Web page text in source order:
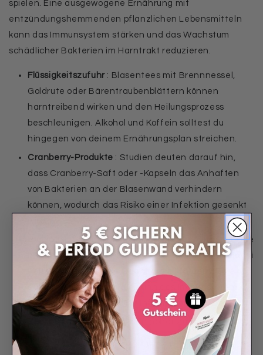
spielen. Eine ausgewogene Ernährung mit
entzündungshemmenden pflanzlichen Lebensmitteln
kann das Immunsystem stärken und das Wachstum
schädlicher Bakterien im Harntrakt reduzieren.
Flüssigkeitszufuhr: Blasentees mit Brennnessel,
Goldrute oder Bärentraubenblättern können
harntreibend wirken und den Heilungsprozess
beschleunigen. Alkohol und Koffein solltest du
hingegen von deinem Ernährungsplan streichen.
Cranberry-Produkte : Studien deuten darauf hin,
dass Cranberry-Saft oder -Kapseln das Anhaften
von Bakterien an der Blasenwand verhindern
können, wodurch das Risiko einer Infektion gesenkt
Probiotische pflanzliche Lebensmittel
: Fermentierte
pflanzliche Lebensmittel wie Sauerkraut oder Kimchi
helfen, eine gesunde Darmflora
ausgewogene Darmflora kann das Immunsystem
stärken und das Risiko für Infektionen reduzieren.
Zuckerarme Ernährung
: Ein hoher Zuckerkonsum
kann das Wachstum von Bakterien im Harntrakt